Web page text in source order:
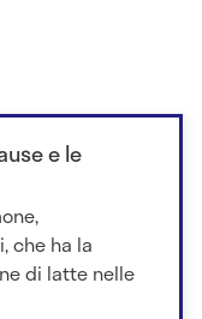
e le
che ha la
di latte nelle